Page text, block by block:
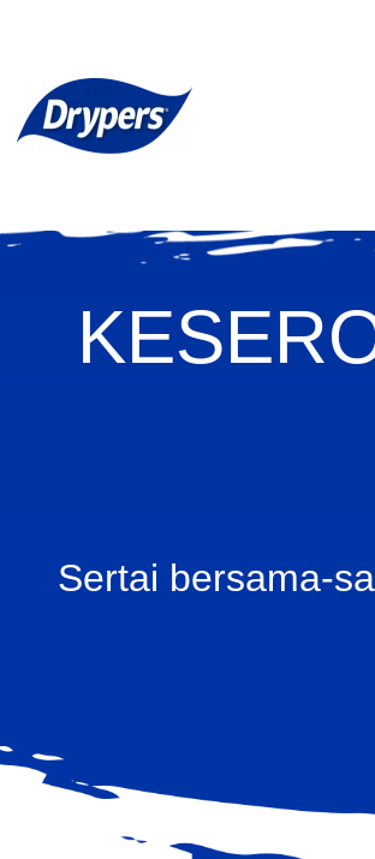
Sertai bersama-